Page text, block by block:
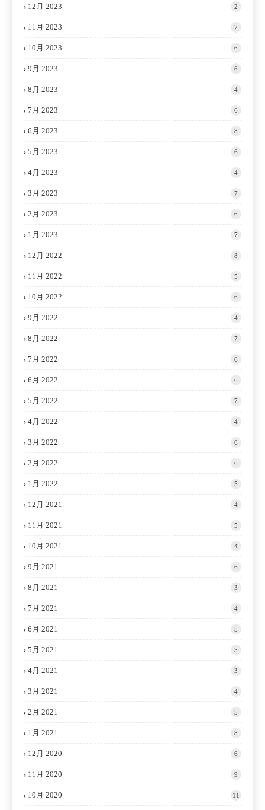
12月 2023 2
11月 2023 7
10月 2023 6
9月 2023 6
8月 2023 4
7月 2023 6
6月 2023 8
5月 2023 6
4月 2023 4
3月 2023 7
2月 2023 6
1月 2023 7
12月 2022 8
11月 2022 5
10月 2022 6
9月 2022 4
8月 2022 7
7月 2022 6
6月 2022 6
5月 2022 7
4月 2022 4
3月 2022 6
2月 2022 6
1月 2022 5
12月 2021 4
11月 2021 5
10月 2021 4
9月 2021 6
8月 2021 3
7月 2021 4
6月 2021 5
5月 2021 5
4月 2021 3
3月 2021 4
2月 2021 5
1月 2021 8
12月 2020 6
11月 2020 9
10月 2020 11